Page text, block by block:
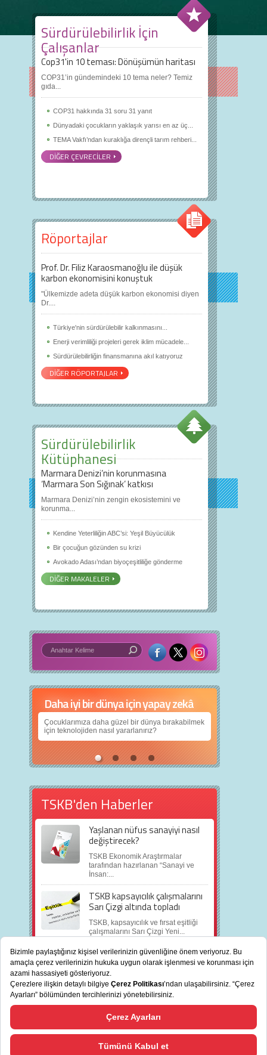
Sürdürülebilirlik İçin
Çalışanlar
Cop31'in 10 teması: Dönüşümün haritası
COP31’in gündemindeki 10 tema neler? Temiz
gıda...
COP31 hakkında 31 soru 31 yanıt
Dünyadaki çocukların yaklaşık yarısı en az üç...
TEMA Vakfı’ndan kuraklığa dirençli tarım rehberi...
DİĞER ÇEVRECİLER
Röportajlar
Prof. Dr. Filiz Karaosmanoğlu ile düşük
karbon ekonomisini konuştuk
"Ülkemizde adeta düşük karbon ekonomisi diyen
Dr....
Türkiye'nin sürdürülebilir kalkınmasını...
Enerji verimliliği projeleri gerek iklim mücadele...
Sürdürülebilirliğin finansmanına akıl katıyoruz
DİĞER RÖPORTAJLAR
Sürdürülebilirlik
Kütüphanesi
Marmara Denizi’nin korunmasına
‘Marmara Son Sığınak’ katkısı
Marmara Denizi’nin zengin ekosistemini ve
korunma...
Kendine Yeterliliğin ABC’si: Yeşil Büyücülük
Bir çocuğun gözünden su krizi
Avokado Adası’ndan biyoçeşitliliğe gönderme
DİĞER MAKALELER
Daha iyi bir dünya için yapay zekâ
Çocuklarımıza daha güzel bir dünya bırakabilmek
için teknolojiden nasıl yararlanırız?
TSKB'den Haberler
Yaşlanan nüfus sanayiyi nasıl
değiştirecek?
TSKB Ekonomik Araştırmalar
tarafından hazırlanan “Sanayi ve
İnsan:...
TSKB kapsayıcılık çalışmalarını
Sarı Çizgi altında topladı
TSKB, kapsayıcılık ve fırsat eşitliği
çalışmalarını Sarı Çizgi Yeni...
TÜM HABERLER